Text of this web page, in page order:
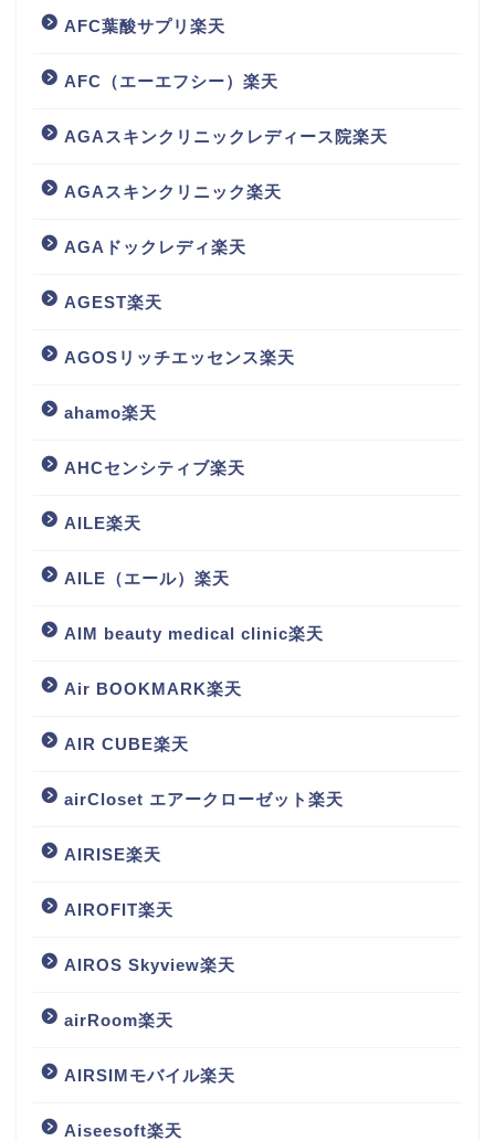
AFC葉酸サプリ楽天
AFC（エーエフシー）楽天
AGAスキンクリニックレディース院楽天
AGAスキンクリニック楽天
AGAドックレディ楽天
AGEST楽天
AGOSリッチエッセンス楽天
ahamo楽天
AHCセンシティブ楽天
AILE楽天
AILE（エール）楽天
AIM beauty medical clinic楽天
Air BOOKMARK楽天
AIR CUBE楽天
airCloset エアークローゼット楽天
AIRISE楽天
AIROFIT楽天
AIROS Skyview楽天
airRoom楽天
AIRSIMモバイル楽天
Aiseesoft楽天